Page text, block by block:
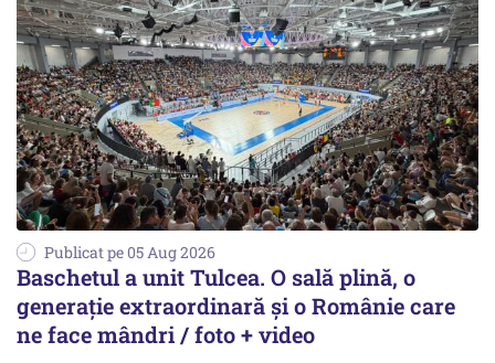
Publicat pe 05 Aug 2026
Baschetul a unit Tulcea. O sală plină, o
generație extraordinară și o Românie care
ne face mândri / foto + video